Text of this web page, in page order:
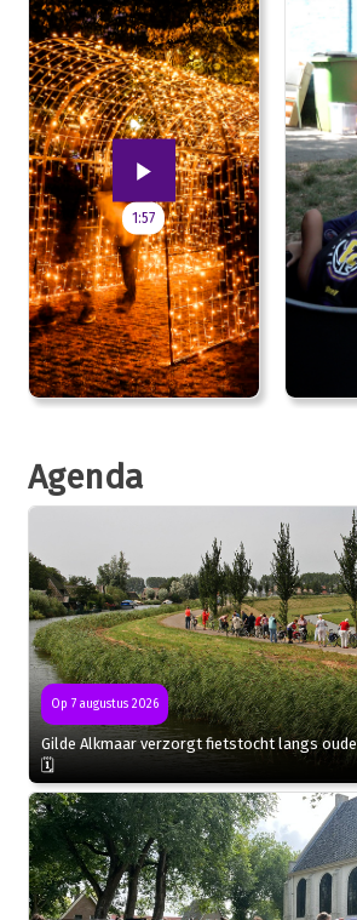
1:57
Agenda
Op 7 augustus 2026
Gilde Alkmaar verzorgt fietstocht langs
🗓